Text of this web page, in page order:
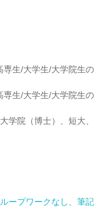
専生/大学生/大学院生の
専生/大学生/大学院生の
学院（博士）、短大、
ープワークなし、筆記